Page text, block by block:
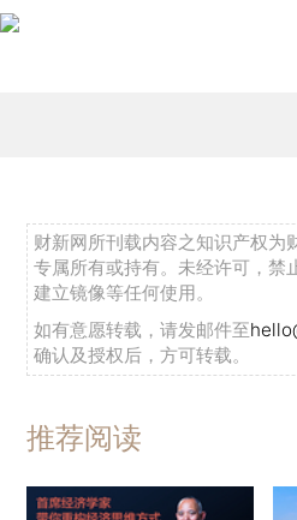
财新网所刊载内容之知识产权为
专属所有或持有。未经许可，禁
建立镜像等任何使用。
如有意愿转载，请发邮件至
确认及授权后，方可转载。
推荐阅读